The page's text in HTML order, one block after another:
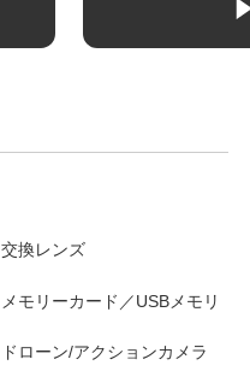
交換レンズ
メモリーカード／USBメモリ
ドローン/アクションカメラ